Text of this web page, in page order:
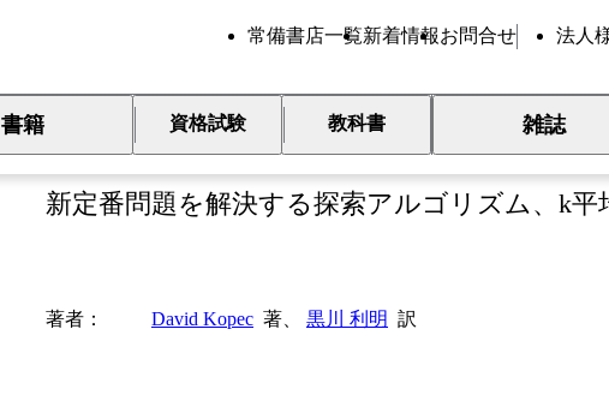
常備書店一覧新着情報お問合せ 法人
書籍 資格試験 教科書 雑誌
Python計算機科学新教本
新定番問題を解決する探索アルゴリズム、k
著者 David Kopec 著、 黒川 利明 訳